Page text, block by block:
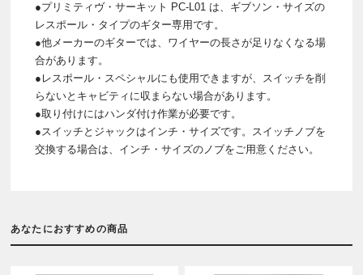
●プリミティヴ・サーキット PC-L01 は、ギブソン・サイズの
レスポール・タイプのギター専用です。
●他メーカーのギターでは、ワイヤーの長さが足りなくなる場
合があります。
●レスポール・スペシャルにも使用できますが、スイッチを削
らないとキャビティに収まらない場合があります。
●取り付けにはハンダ付け作業が必要です。
●スイッチとジャックはインチ・サイズです。スイッチノブを
交換する場合は、インチ・サイズのノブをご用意ください。
あなたにおすすめの商品